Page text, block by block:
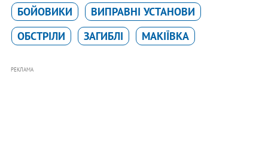
БОЙОВИКИ
ВИПРАВНІ УСТАНОВИ
ОБСТРІЛИ
ЗАГИБЛІ МАКІЇВКА
РЕКЛАМА